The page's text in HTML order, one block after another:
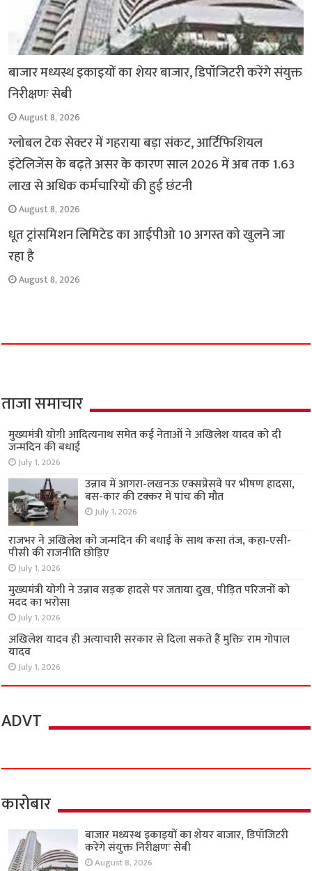
बाजार मध्यस्थ इकाइयों का शेयर बाजार, डिपॉजिटरी करेंगे संयुक्त
निरीक्षणः सेबी
August 8, 2026
ग्लोबल टेक सेक्टर में गहराया बड़ा संकट, आर्टिफिशियल
इंटेलिजेंस के बढ़ते असर के कारण साल 2026 में अब तक 1.63
लाख से अधिक कर्मचारियों की हुई छंटनी
August 8, 2026
धूत ट्रांसमिशन लिमिटेड का आईपीओ 10 अगस्त को खुलने जा
रहा है
August 8, 2026
ताजा समाचार
मुख्यमंत्री योगी आदित्यनाथ समेत कई नेताओं ने अखिलेश यादव को दी
जन्मदिन की बधाई
July 1, 2026
उन्नाव में आगरा-लखनऊ एक्सप्रेसवे पर भीषण हादसा,
बस-कार की टक्कर में पांच की मौत
July 1, 2026
राजभर ने अखिलेश को जन्मदिन की बधाई के साथ कसा तंज, कहा-एसी-
पीसी की राजनीति छोड़िए
July 1, 2026
मुख्यमंत्री योगी ने उन्नाव सड़क हादसे पर जताया दुख, पीड़ित परिजनों को
मदद का भरोसा
July 1, 2026
अखिलेश यादव ही अत्याचारी सरकार से दिला सकते हैं मुक्तिः राम गोपाल
यादव
July 1, 2026
ADVT
कारोबार
बाजार मध्यस्थ इकाइयों का शेयर बाजार, डिपॉजिटरी
करेंगे संयुक्त निरीक्षणः सेबी
August 8, 2026